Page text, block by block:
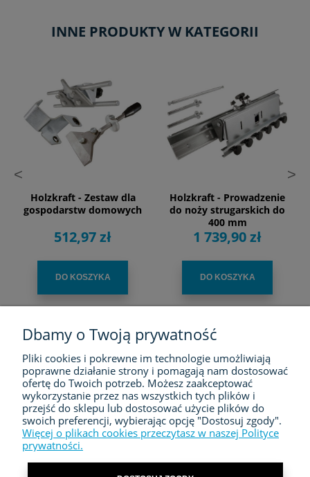
INNE PRODUKTY W KATEGORII
<
Holzkraft - Zestaw dla
gospodarstw domowych
512,97 zł
DO KOSZYKA
Holzkraft - Prowadzenie
do noży strugarskich do
400 mm
1 739,90 zł
DO KOSZYKA
>
FIRMA
ZAKUPY
MOJE KONTO
KONTAKT
Dbamy o Twoją prywatność
Pliki cookies i pokrewne im technologie umożliwiają
poprawne działanie strony i pomagają nam dostosować
ofertę do Twoich potrzeb. Możesz zaakceptować
wykorzystanie przez nas wszystkich tych plików i
przejść do sklepu lub dostosować użycie plików do
swoich preferencji, wybierając opcję "Dostosuj zgody".
Więcej o plikach cookies przeczytasz w naszej Polityce
prywatności.